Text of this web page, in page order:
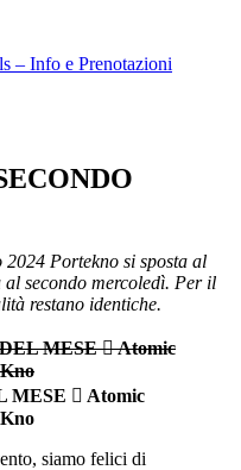
– Info e Prenotazioni
2024 Portekno si sposta al
al secondo mercoledì. Per il
restano identiche.
MESE ‍☠ Atomic
MESE ‍☠ Atomic
siamo felici di